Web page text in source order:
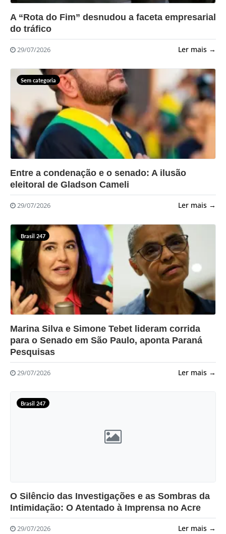
?>
A “Rota do Fim” desnudou a faceta empresarial
do tráfico
29/07/2026 Ler mais →
Sem categoria
?>
Entre a condenação e o senado: A ilusão
eleitoral de Gladson Cameli
29/07/2026 Ler mais →
Brasil 247
?>
Marina Silva e Simone Tebet lideram corrida
para o Senado em São Paulo, aponta Paraná
Pesquisas
29/07/2026 Ler mais →
Brasil 247
O Silêncio das Investigações e as Sombras da
Intimidação: O Atentado à Imprensa no Acre
29/07/2026 Ler mais →